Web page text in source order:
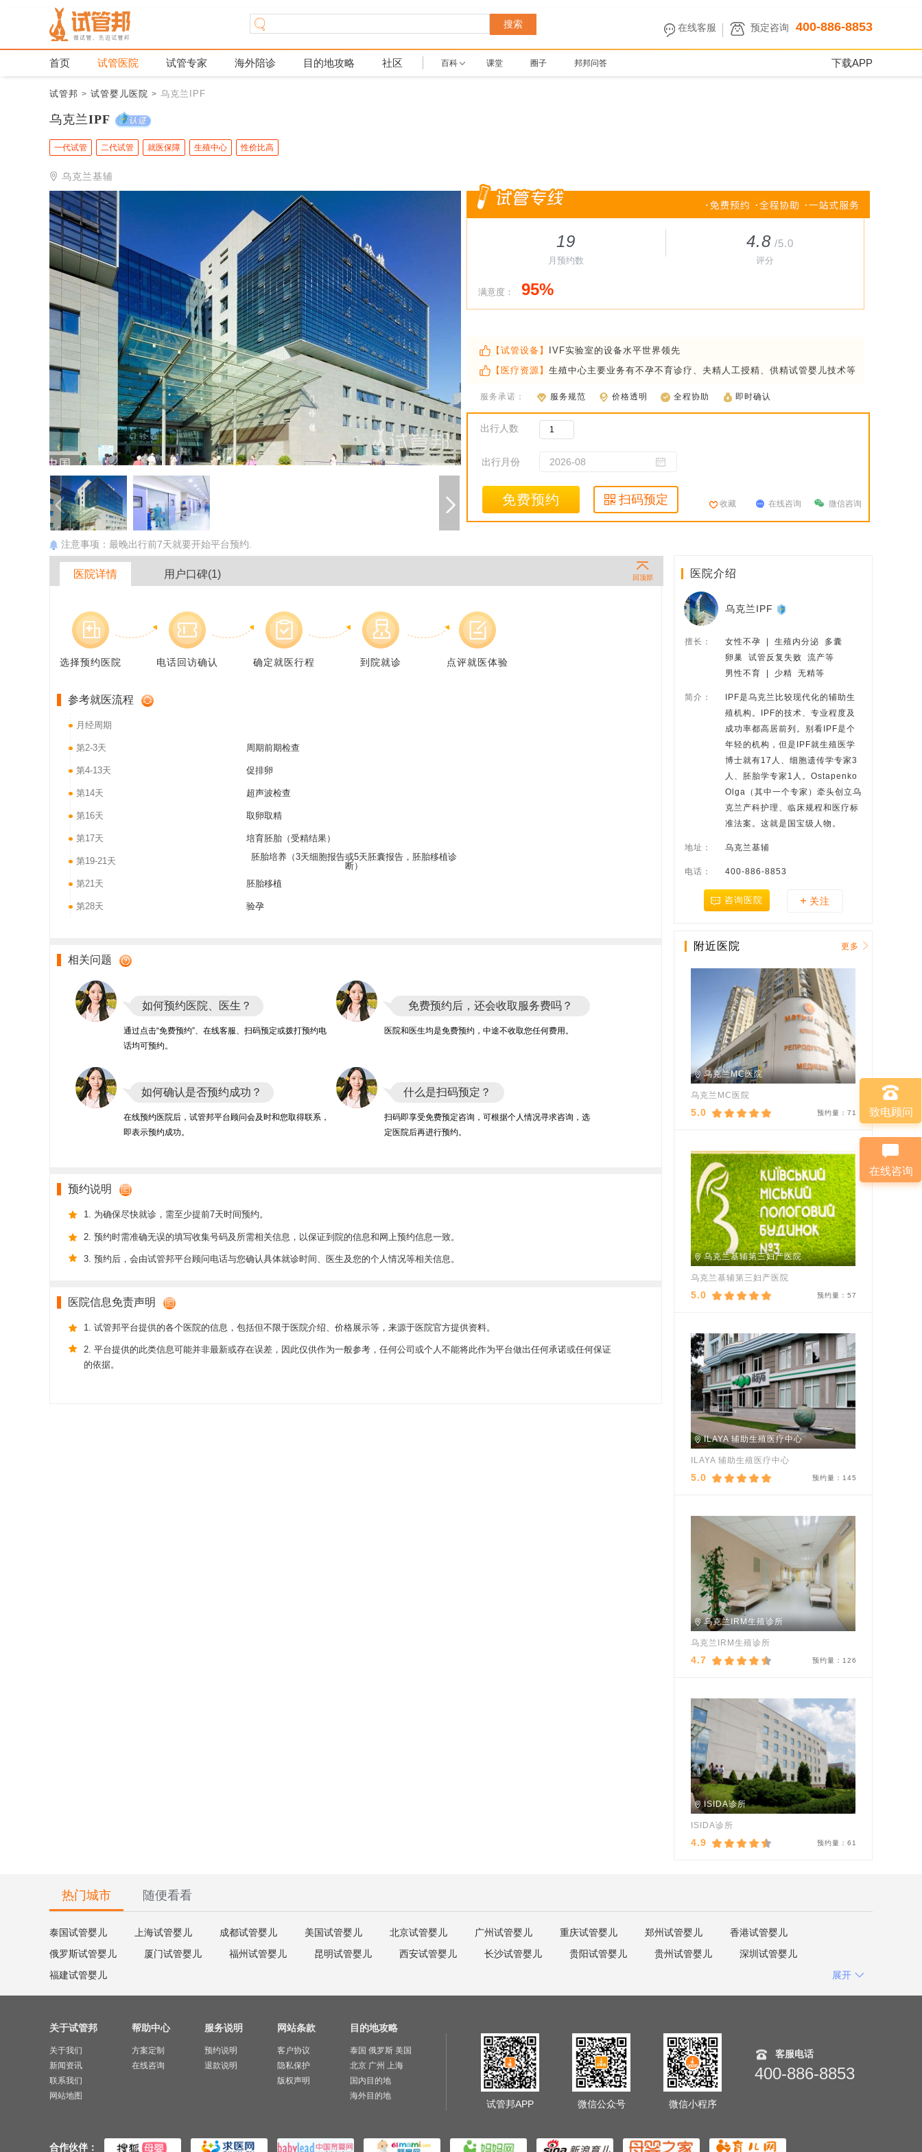
搜索 在线客服 预定咨询 400-886-8853
首页 试管医院 试管专家 海外陪诊 目的地攻略 社区 百科 课堂 圈子 邦邦问答 下载APP
试管邦 > 试管婴儿医院 > 乌克兰IPF
乌克兰IPF
一代试管 二代试管 就医保障 生殖中心 性价比高
乌克兰基辅
注意事项：最晚出行前7天就要开始平台预约.
19
月预约数
4.8 /5.0
评分
满意度： 95%
【试管设备】
IVF实验室的设备水平世界领先
【医疗资源】 生殖中心主要业务有不孕不育诊疗、夫精人工授精、供精试管婴儿技术等
服务承诺： 服务规范 价格透明 全程协助 即时确认
出行人数
出行月份
免费预约 扫码预定 收藏 在线咨询 微信咨询
医院详情 用户口碑(1) 回顶部
选择预约医院 电话回访确认 确定就医行程 到院就诊 点评就医体验
参考就医流程
月经周期
第2-3天 周期前期检查
第4-13天 促排卵
第14天 超声波检查
第16天 取卵取精
第17天 培育胚胎（受精结果）
第19-21天
胚胎培养（3天细胞报告或5天胚囊报告，胚胎移植诊
断）
第21天
胚胎移植
第28天 验孕
相关问题
如何预约医院、医生？
通过点击“免费预约”、在线客服、扫码预定或拨打预约电
话均可预约。
免费预约后，还会收取服务费吗？
医院和医生均是免费预约，中途不收取您任何费用。
如何确认是否预约成功？
在线预约医院后，试管邦平台顾问会及时和您取得联系，
即表示预约成功。
什么是扫码预定？
扫码即享受免费预定咨询，可根据个人情况寻求咨询，选
定医院后再进行预约。
预约说明
1. 为确保尽快就诊，需至少提前7天时间预约。
2. 预约时需准确无误的填写收集号码及所需相关信息，以保证到院的信息和网上预约信息一致。
3. 预约后，会由试管邦平台顾问电话与您确认具体就诊时间、医生及您的个人情况等相关信息。
医院信息免责声明
1. 试管邦平台提供的各个医院的信息，包括但不限于医院介绍、价格展示等，来源于医院官方提供资料。
2. 平台提供的此类信息可能并非最新或存在误差，因此仅供作为一般参考，任何公司或个人不能将此作为平台做出任何承诺或任何保证
的依据。
医院介绍
乌克兰IPF
擅长：
女性不孕  |  生殖内分泌  多囊
卵巢  试管反复失败  流产等
男性不育  |  少精  无精等
简介：
IPF是乌克兰比较现代化的辅助生
殖机构。IPF的技术、专业程度及
成功率都高居前列。别看IPF是个
年轻的机构，但是IPF就生殖医学
博士就有17人、细胞遗传学专家3
人、胚胎学专家1人。Ostapenko
Olga（其中一个专家）牵头创立乌
克兰产科护理、临床规程和医疗标
准法案。这就是国宝级人物。
地址： 乌克兰基辅
电话： 400-886-8853
咨询医院 + 关注
附近医院 更多
乌克兰MC医院
乌克兰MC医院
5.0 预约量：71
乌克兰基辅第三妇产医院
乌克兰基辅第三妇产医院
5.0 预约量：57
ILAYA 辅助生殖医疗中心
ILAYA 辅助生殖医疗中心
5.0 预约量： 145
乌克兰IRM生殖诊所
乌克兰IRM生殖诊所
4.7 预约量： 126
ISIDA诊所
ISIDA诊所
4.9 预约量：61
热门城市 随便看看
泰国试管婴儿 上海试管婴儿 成都试管婴儿 美国试管婴儿 北京试管婴儿 广州试管婴儿 重庆试管婴儿 郑州试管婴儿
香港试管婴儿
俄罗斯试管婴儿
厦门试管婴儿 福州试管婴儿 昆明试管婴儿 西安试管婴儿 长沙试管婴儿 贵阳试管婴儿 贵州试管婴儿
深圳试管婴儿
福建试管婴儿
展开
致电顾问
在线咨询
关于试管邦
关于我们
新闻资讯
联系我们
网站地图
帮助中心
方案定制
在线咨询
服务说明
预约说明
退款说明
网站条款
客户协议
隐私保护
版权声明
目的地攻略
泰国 俄罗斯 美国
北京 广州 上海
国内目的地
海外目的地
试管邦APP 微信公众号 微信小程序
客服电话
400-886-8853
合作伙伴：